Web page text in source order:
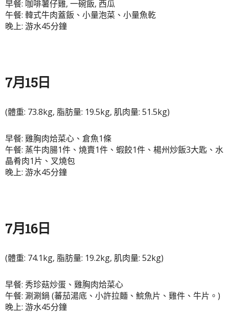
早餐: 咖啡薯仔雞, 一碗飯, 西瓜
午餐: 韓式牛肉蓋飯、小量泡菜、小量魚乾
晚上: 游水45分鐘
7月15日
(體重: 73.8kg, 脂肪量: 19.5kg, 肌肉量: 51.5kg)
早餐: 雞胸肉烚菜心、倉魚1條
午餐: 蒸牛肉腸1件、燒賣1件、蝦餃1件、楊州炒飯3大匙、水
晶肴肉1片、叉燒包
晚上: 游水45分鐘
7月16日
(體重: 74.1kg, 脂肪量: 19.2kg, 肌肉量: 52kg)
早餐: 秀珍菇炒蛋、雞胸肉烚菜心
午餐: 涮涮鍋 (蕃茄湯底、小許拉麵、鯇魚片、雞件、牛片。)
晚上: 游水45分鐘